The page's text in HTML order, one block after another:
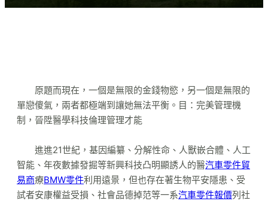
原題而現在，一個是無限的金錢物慾，另一個是無限的
單戀傻氣，兩者都極端到讓她無法平衡。目：完美管理機
制，晉陞醫學科技倫理管理才能
進進21世紀，基因編纂、分解性命、人獸嵌合體、人工
智能、年夜數據發掘等新興科技凸明顯誘人的醫汽車零件貿
易商療BMW零件利用遠景，但也存在著生物平安隱患、受
試者安康權益受損、社會品德掉范等一系汽車零件報價列社